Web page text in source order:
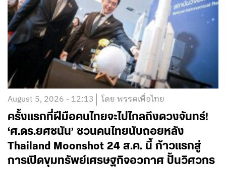
August 5, 2026 - 12:13 โดย พรรคเพื่อไทย
ครั้งแรกที่ฝีมือคนไทยจะไปไกลถึงดวงจันทร์!
‘ศ.ดร.ยศชนัน’ ชวนคนไทยนับถอยหลัง
Thailand Moonshot 24 ส.ค. นี้ ก้าวแรกสู่
การเปิดขุมทรัพย์เศรษฐกิจอวกาศ ปั้นวิศวกร